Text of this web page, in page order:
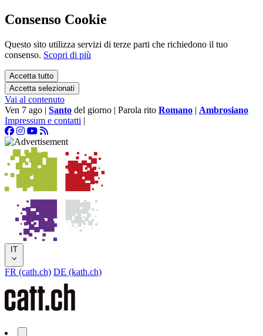
Consenso Cookie
Questo sito utilizza servizi di terze parti che richiedono il tuo
consenso. Scopri di più
Accetta tutto
Accetta selezionati
Vai al contenuto
Ven 7 ago | Santo del giorno | Parola rito Romano | Ambrosiano
Impressum e contatti |
IT
FR (cath.ch) DE (kath.ch)